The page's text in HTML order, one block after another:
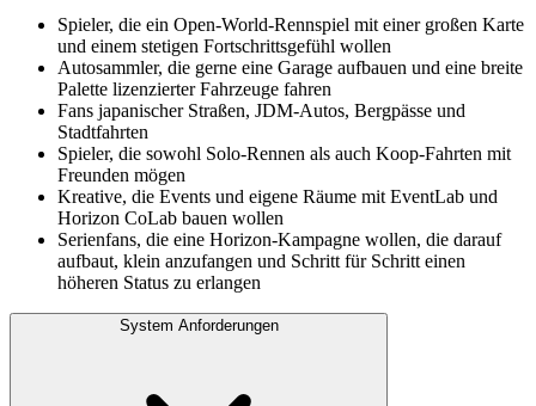
Spieler, die ein Open-World-Rennspiel mit einer großen Karte
und einem stetigen Fortschrittsgefühl wollen
Autosammler, die gerne eine Garage aufbauen und eine breite
Palette lizenzierter Fahrzeuge fahren
Fans japanischer Straßen, JDM-Autos, Bergpässe und
Stadtfahrten
Spieler, die sowohl Solo-Rennen als auch Koop-Fahrten mit
Freunden mögen
Kreative, die Events und eigene Räume mit EventLab und
Horizon CoLab bauen wollen
Serienfans, die eine Horizon-Kampagne wollen, die darauf
aufbaut, klein anzufangen und Schritt für Schritt einen
höheren Status zu erlangen
System Anforderungen